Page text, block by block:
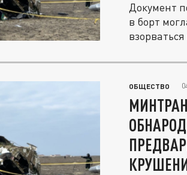
Документ
в борт
ОБЩЕСТВО